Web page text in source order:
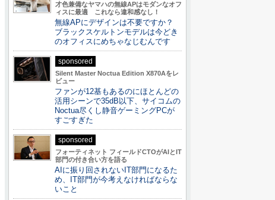
才色兼備なヤマハの無線APはモダンなオフ
ィスに最適 これなら違和感なし！
無線APにデザインは不要ですか？
ブラックスケルトンモデルは今どき
のオフィスにめちゃなじむんです
sponsored
Silent Master Noctua Edition X870Aをレ
ビュー
ファンが12基もあるのにほとんどの
活用シーンで35dB以下、サイコムの
Noctua尽くし静音ゲーミングPCが
すごすぎた
sponsored
フォーティネット フィールドCTOがAIとIT
部門の付き合い方を語る
AIに振り回されないIT部門になるた
め、IT部門が今考えなければならな
いこと